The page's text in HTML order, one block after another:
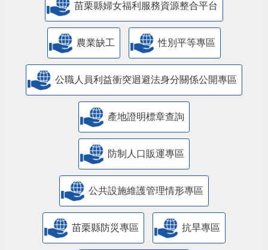
農業缺工 性別平等專區
公職人員利益衝突迴避法身分關係公開專區
產地證明標章查詢
防制人口販運專區
​公共設施維護管理情形專區
苗栗縣防災專區 抗旱專區